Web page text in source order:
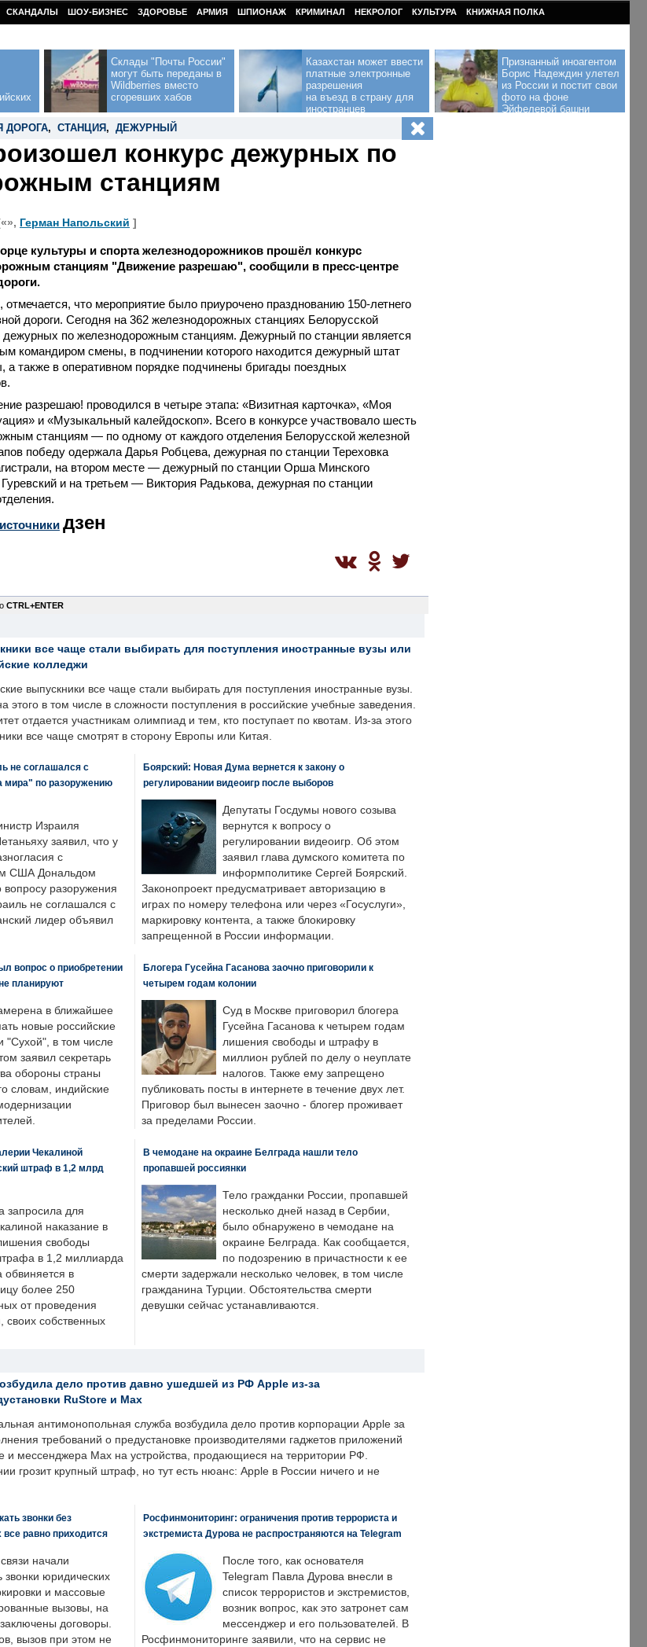
СКАНДАЛЫ ШОУ-БИЗНЕС ЗДОРОВЬЕ АРМИЯ ШПИОНАЖ КРИМИНАЛ НЕКРОЛОГ КУЛЬТУРА КНИЖНАЯ ПОЛКА
Склады "Почты России"
могут быть переданы в
Wildberries вместо
сгоревших хабов
Казахстан может ввести
платные электронные
разрешения
на въезд в страну для
иностранцев
Признанный иноагентом
Борис Надеждин улетел
из России и постит свои
фото на фоне
Эйфелевой башни
ДОРОГА, СТАНЦИЯ , ДЕЖУРНЫЙ
конкурс дежурных по
станциям
Герман Напольский ]
культуры и спорта железнодорожников прошёл конкурс
станциям "Движение разрешаю", сообщили в пресс-центре
что мероприятие было приурочено празднованию 150-летнего
дороги. Сегодня на 362 железнодорожных станциях Белорусской
дежурных по железнодорожным станциям. Дежурный по станции является
командиром смены, в подчинении которого находится дежурный штат
а также в оперативном порядке подчинены бригады поездных
разрешаю! проводился в четыре этапа: «Визитная карточка», «Моя
и «Музыкальный калейдоскоп». Всего в конкурсе участвовало шесть
станциям — по одному от каждого отделения Белорусской железной
победу одержала Дарья Робцева, дежурная по станции Тереховка
на втором месте — дежурный по станции Орша Минского
и на третьем — Виктория Радькова, дежурная по станции
дзен
CTRL+ENTER
все чаще стали выбирать для поступления иностранные вузы или
колледжи
выпускники все чаще стали выбирать для поступления иностранные вузы.
этого в том числе в сложности поступления в российские учебные заведения.
отдается участникам олимпиад и тем, кто поступает по квотам. Из-за этого
все чаще смотрят в сторону Европы или Китая.
не соглашался с
мира" по разоружению
Израиля
заявил, что у
с
США Дональдом
разоружения
не соглашался с
лидер объявил
Боярский: Новая Дума вернется к закону о
регулировании видеоигр после выборов
Депутаты Госдумы нового созыва
вернутся к вопросу о
регулировании видеоигр. Об этом
заявил глава думского комитета по
информполитике Сергей Боярский.
Законопроект предусматривает авторизацию в
играх по номеру телефона или через «Госуслуги»,
маркировку контента, а также блокировку
запрещенной в России информации.
вопрос о приобретении
планируют
в ближайшее
новые российские
"Сухой", в том числе
заявил секретарь
обороны страны
словам, индийские
Блогера Гусейна Гасанова заочно приговорили к
четырем годам колонии
Суд в Москве приговорил блогера
Гусейна Гасанова к четырем годам
лишения свободы и штрафу в
миллион рублей по делу о неуплате
налогов. Также ему запрещено
публиковать посты в интернете в течение двух лет.
Приговор был вынесен заочно - блогер проживает
за пределами России.
Чекалиной
штраф в 1,2 млрд
запросила для
наказание в
свободы
в 1,2 миллиарда
обвиняется в
более 250
от проведения
собственных
В чемодане на окраине Белграда нашли тело
пропавшей россиянки
Тело гражданки России, пропавшей
несколько дней назад в Сербии,
было обнаружено в чемодане на
окраине Белграда. Как сообщается,
по подозрению в причастности к ее
смерти задержали несколько человек, в том числе
гражданина Турции. Обстоятельства смерти
девушки сейчас устанавливаются.
дело против давно ушедшей из РФ Apple из-за
RuStore и Max
антимонопольная служба возбудила дело против корпорации Apple за
требований о предустановке производителями гаджетов приложений
и мессенджера Max на устройства, продающиеся на территории РФ.
грозит крупный штраф, но тут есть нюанс: Apple в России ничего и не
звонки без
все равно приходится
начали
звонки юридических
и массовые
вызовы, на
договоры.
вызов при этом не
Росфинмониторинг: ограничения против террориста и
экстремиста Дурова не распространяются на Telegram
После того, как основателя
Telegram Павла Дурова внесли в
список террористов и экстремистов,
возник вопрос, как это затронет сам
мессенджер и его пользователей. В
Росфинмониторинге заявили, что на сервис не